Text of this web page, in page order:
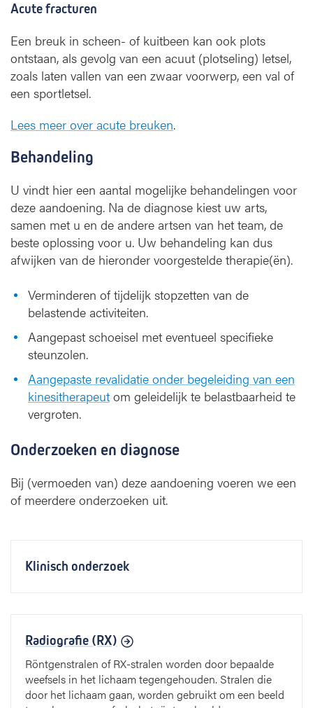
Acute fracturen
Een breuk in scheen- of kuitbeen kan ook plots
ontstaan, als gevolg van een acuut (plotseling) letsel,
zoals laten vallen van een zwaar voorwerp, een val of
een sportletsel.
Lees meer over acute breuken.
Behandeling
U vindt hier een aantal mogelijke behandelingen voor
deze aandoening. Na de diagnose kiest uw arts,
samen met u en de andere artsen van het team, de
beste oplossing voor u. Uw behandeling kan dus
afwijken van de hieronder voorgestelde therapie(ën).
Verminderen of tijdelijk stopzetten van de
belastende activiteiten.
Aangepast schoeisel met eventueel specifieke
steunzolen.
Aangepaste revalidatie onder begeleiding van een
kinesitherapeut om geleidelijk te belastbaarheid te
vergroten.
Onderzoeken en diagnose
Bij (vermoeden van) deze aandoening voeren we een
of meerdere onderzoeken uit.
Klinisch onderzoek
Radiografie (RX)
Röntgenstralen of RX-stralen worden door bepaalde
weefsels in het lichaam tegengehouden. Stralen die
door het lichaam gaan, worden gebruikt om een beeld